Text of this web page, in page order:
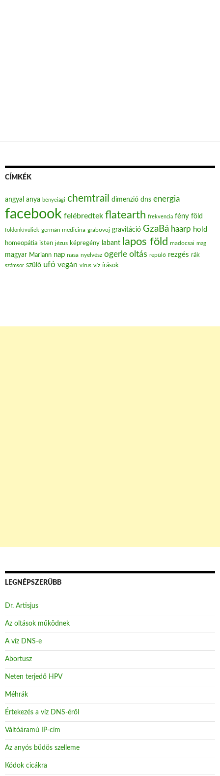
CÍMKÉK
angyal anya bényeiági chemtrail dimenzió dns energia
facebook felébredtek flatearth frekvencia fény föld
földönkívüliek germán medicina grabovoj gravitáció GzaBá haarp hold
homeopátia isten jézus képregény labant lapos föld madocsai mag
magyar Mariann nap nasa nyelvész ogerle oltás repülő rezgés rák
számsor szülő ufó vegán vírus víz írások
LEGNÉPSZERŰBB
Dr. Artisjus
Az oltások működnek
A víz DNS-e
Abortusz
Neten terjedő HPV
Méhrák
Értekezés a víz DNS-éről
Váltóáramú IP-cím
Az anyós büdös szelleme
Kódok cicákra